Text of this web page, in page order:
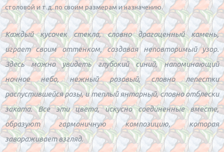
столовой и т.д. по своим размерам и назначению.
Каждый кусочек стекла, словно драгоценный камень,
играет своим оттенком, создавая неповторимый узор.
Здесь можно увидеть глубокий синий, напоминающий
ночное небо, нежный розовый, словно лепестки
распустившейся розы, и теплый янтарный, словно отблески
заката. Все эти цвета, искусно соединенные вместе,
образуют гармоничную композицию, которая
завораживает взгляд.